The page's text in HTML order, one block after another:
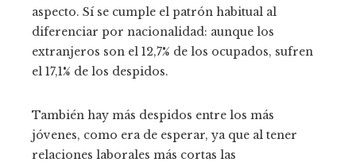
aspecto. Sí se cumple el patrón habitual al
diferenciar por nacionalidad: aunque los
extranjeros son el 12,7% de los ocupados, sufren
el 17,1% de los despidos.
También hay más despidos entre los más
jóvenes, como era de esperar, ya que al tener
relaciones laborales más cortas las